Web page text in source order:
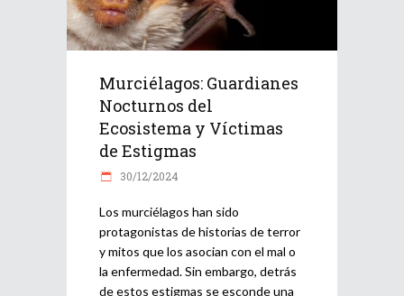
Murciélagos: Guardianes
Nocturnos del
Ecosistema y Víctimas
de Estigmas
30/12/2024
Los murciélagos han sido
protagonistas de historias de terror
y mitos que los asocian con el mal o
la enfermedad. Sin embargo, detrás
de estos estigmas se esconde una